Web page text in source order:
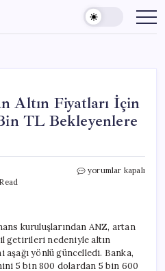
Altın Fiyatları İçin
TL Bekleyenlere
ANZ
Kötü
Tahmin:
10
Bin
yorumlar kapalı
kuruluşlarından ANZ, artan
getirileri nedeniyle altın
yönlü güncelledi. Banka,
5 bin 800 dolardan 5 bin 600